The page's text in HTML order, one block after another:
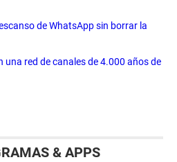
de WhatsApp sin borrar la
una red de canales de 4.000 años de
& APPS